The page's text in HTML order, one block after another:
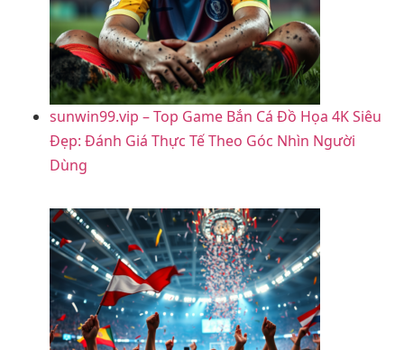
sunwin99.vip – Top Game Bắn Cá Đồ Họa 4K Siêu
Đẹp: Đánh Giá Thực Tế Theo Góc Nhìn Người
Dùng